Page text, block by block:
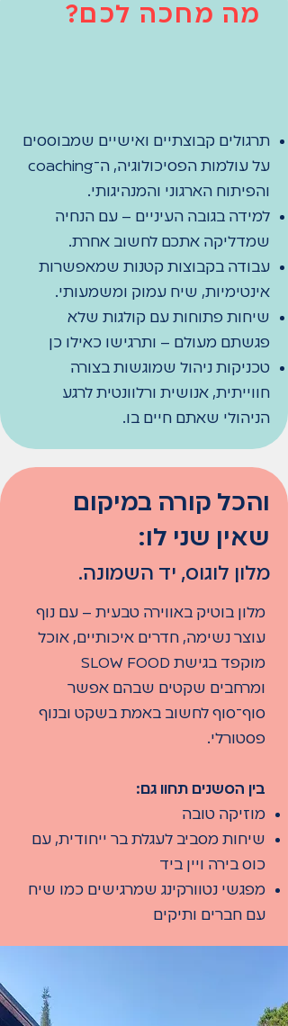
מה מחכה לכם?
תרגולים קבוצתיים ואישיים שמבוססים
על עולמות הפסיכולוגיה, ה־coaching
והפיתוח הארגוני והמנהיגותי.
למידה בגובה העיניים – עם הנחיה
שמדליקה אתכם לחשוב אחרת.
עבודה בקבוצות קטנות שמאפשרות
אינטימיות, שיח עמוק ומשמעותי.
שיחות פתוחות עם קולגות שלא
פגשתם מעולם – ותרגישו כאילו כן
טכניקות ניהול שמוגשות בצורה
חווייתית, אנושית ורלוונטית לרגע
הניהולי שאתם חיים בו.
והכל קורה במיקום
שאין שני לו:
מלון לוגוס, יד השמונה.
מלון בוטיק באווירה טבעית – עם נוף
עוצר נשימה, חדרים איכותיים, אוכל
מוקפד בגישת SLOW FOOD
ומרחבים שקטים שבהם אפשר
סוף־סוף לחשוב באמת בשקט ובנוף
פסטורלי.
בין הסשנים תחוו גם:
מוזיקה טובה
שיחות מסביב לעגלת בר ייחודית, עם
כוס בירה ויין ביד
מפגשי נטוורקינג שמרגישים כמו שיח
עם חברים ותיקים